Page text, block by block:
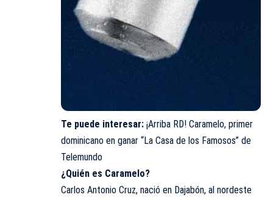
Te puede interesar: ¡Arriba RD! Caramelo, primer
dominicano en ganar “La Casa de los Famosos” de
Telemundo
¿Quién es Caramelo?
Carlos Antonio Cruz, nació en Dajabón, al nordeste